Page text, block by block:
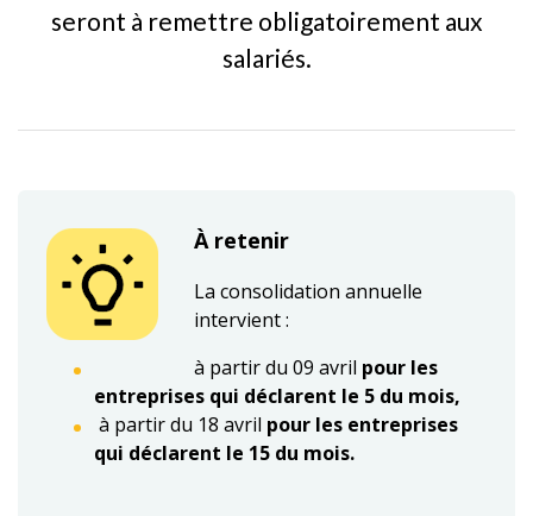
seront à remettre obligatoirement aux
salariés.
À retenir
La consolidation annuelle
intervient :
à partir du 09 avril pour les
entreprises qui déclarent le 5 du mois,
à partir du 18 avril pour les entreprises
qui déclarent le 15 du mois.